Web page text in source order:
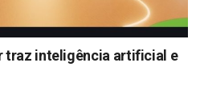
traz inteligência artificial e